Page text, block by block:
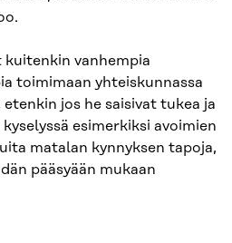
vanhempia
toimimaan yhteiskunnassa
jos he saisivat tukea ja
esimerkiksi avoimien
matalan kynnyksen tapoja,
pääsyään mukaan